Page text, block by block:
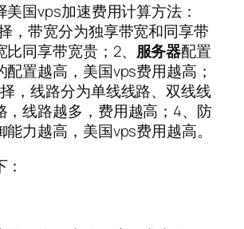
国vps加速费用计算方法：
，带宽分为独享带宽和同享带
同享带宽贵；2、 服务器配置
配置越高，美国vps费用越高；
，线路分为单线线路、双线线
，线路越多，费用越高；4、防
力越高，美国vps费用越高。